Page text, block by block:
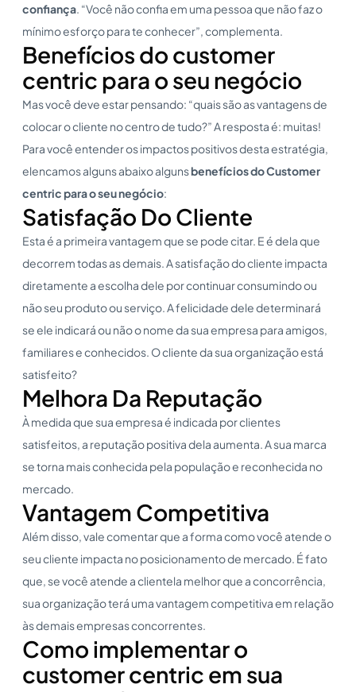
confiança. “Você não confia em uma pessoa que não faz o
mínimo esforço para te conhecer”, complementa.
Benefícios do customer
centric para o seu negócio
Mas você deve estar pensando: “quais são as vantagens de
colocar o cliente no centro de tudo?” A resposta é: muitas!
Para você entender os impactos positivos desta estratégia,
elencamos alguns abaixo algunsbenefícios do Customer
centricpara o seu negócio:
Satisfação Do Cliente
Esta é a primeira vantagem que se pode citar. E é dela que
decorrem todas as demais. A satisfação do cliente impacta
diretamente a escolha dele por continuar consumindo ou
não seu produto ou serviço. A felicidade dele determinará
se ele indicará ou não o nome da sua empresa para amigos,
familiares e conhecidos. O cliente da sua organização está
satisfeito?
Melhora Da Reputação
À medida que sua empresa é indicada por clientes
satisfeitos, a reputação positiva dela aumenta. A sua marca
se torna mais conhecida pela população e reconhecida no
mercado.
Vantagem Competitiva
Além disso, vale comentar que a forma como você atende o
seu cliente impacta no posicionamento de mercado. É fato
que, se você atende a clientela melhor que a concorrência,
sua organização terá uma vantagem competitiva em relação
às demais empresas concorrentes.
Como implementar o
customer centric em sua